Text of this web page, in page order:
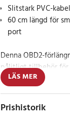
Slitstark PVC-
60 cm längd för
port
Denna OBD2-
pålitligt tillbehör för
tillverkad i slitstarkt
hållbarhet och
korrosion.
LÄS MER
Prishistorik